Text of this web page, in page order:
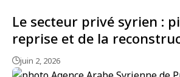
Le secteur privé syrien :
reprise et de la
juin 2, 2026